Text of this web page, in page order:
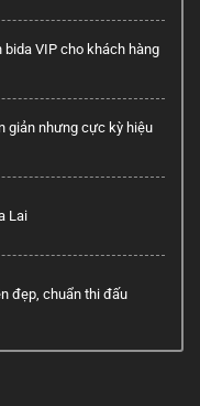
bida VIP cho khách hàng
giản nhưng cực kỳ hiệu
Lai
đẹp, chuẩn thi đấu